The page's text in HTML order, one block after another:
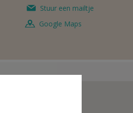
Stuur een mailtje
Google Maps